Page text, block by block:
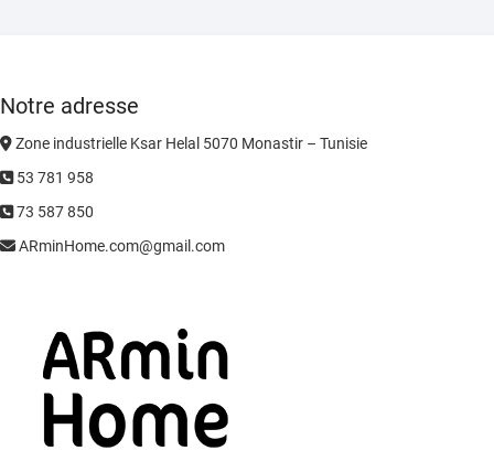
Notre adresse
Zone industrielle Ksar Helal 5070 Monastir – Tunisie
53 781 958
73 587 850
ARminHome.com@gmail.com